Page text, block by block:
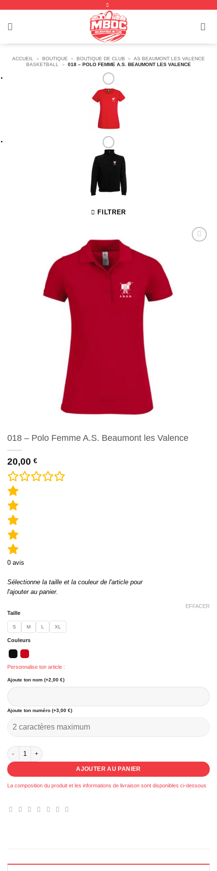
contenu
ACCUEIL » BOUTIQUE » BOUTIQUE DE CLUB »
AS BEAUMONT LES VALENCE
BASKETBALL
» 018 – POLO FEMME A.S. BEAUMONT LES VALENCE
FILTRER
018 – Polo Femme A.S. Beaumont les Valence
20,00 €
0 avis
Sélectionne la taille et la couleur de l'article pour
l'ajouter au panier.
Taille
S M L XL
Couleurs
EFFACER
Personnalise ton article :
Ajoute ton nom (+2,00 €)
Ajoute ton numéro (+3,00 €)
quantité de 018 - Polo Femme A.S. Beaumont les Valence
AJOUTER AU PANIER
La composition du produit et les informations de livraison sont disponibles ci-dessous